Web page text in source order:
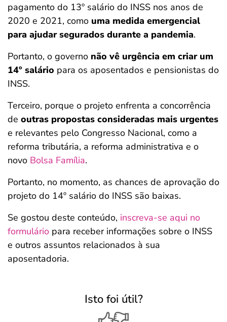
pagamento do 13º salário do INSS nos anos de
2020 e 2021, como uma medida emergencial
para ajudar segurados durante a pandemia.
Portanto, o governo não vê urgência em criar um
14º salário para os aposentados e pensionistas do
INSS.
Terceiro, porque o projeto enfrenta a concorrência
de outras propostas consideradas mais urgentes
e relevantes pelo Congresso Nacional, como a
reforma tributária, a reforma administrativa e o
novo Bolsa Família.
Portanto, no momento, as chances de aprovação do
projeto do 14º salário do INSS são baixas.
Se gostou deste conteúdo, inscreva-se aqui no
formulário para receber informações sobre o INSS
e outros assuntos relacionados à sua
aposentadoria.
Isto foi útil?